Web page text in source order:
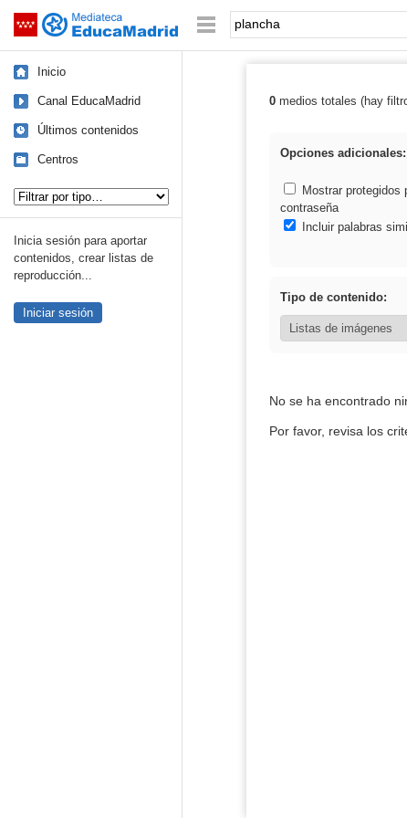
Saltar navegación Palabra o frase:
Inicio
Canal EducaMadrid
Últimos contenidos
Centros
Inicia sesión para aportar
contenidos, crear listas de
reproducción...
Iniciar sesión
Resultados de:
0medios totales (hay
Opciones adicionales:
Mostrar protegidos
contraseña
Incluir palabras
Tipo de contenido:
No se ha encontrado
Por favor, revisa los